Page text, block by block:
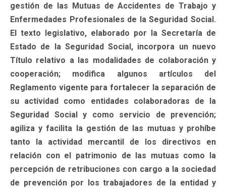
gestión de las Mutuas de Accidentes de Trabajo y
Enfermedades Profesionales de la Seguridad Social.
El texto legislativo, elaborado por la Secretaría de
Estado de la Seguridad Social, incorpora un nuevo
Título relativo a las modalidades de colaboración y
cooperación; modifica algunos artículos del
Reglamento vigente para fortalecer la separación de
su actividad como entidades colaboradoras de la
Seguridad Social y como servicio de prevención;
agiliza y facilita la gestión de las mutuas y prohíbe
tanto la actividad mercantil de los directivos en
relación con el patrimonio de las mutuas como la
percepción de retribuciones con cargo a la sociedad
de prevención por los trabajadores de la entidad y